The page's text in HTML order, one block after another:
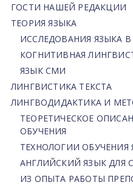
ГОСТИ НАШЕЙ РЕДАКЦИИ
ТЕОРИЯ ЯЗЫКА
ИССЛЕДОВАНИЯ ЯЗЫКА
КОГНИТИВНАЯ
ЯЗЫК СМИ
ЛИНГВИСТИКА ТЕКСТА
ЛИНГВОДИДАКТИКА И
ТЕОРЕТИЧЕСКОЕ
ОБУЧЕНИЯ
ТЕХНОЛОГИИ ОБУЧЕНИЯ
АНГЛИЙСКИЙ ЯЗЫК ДЛЯ
ИЗ ОПЫТА РАБОТЫ